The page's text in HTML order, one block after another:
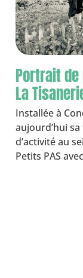
Portrait de
La
Installée à
aujourd’hui
d’activité au
Petits PAS